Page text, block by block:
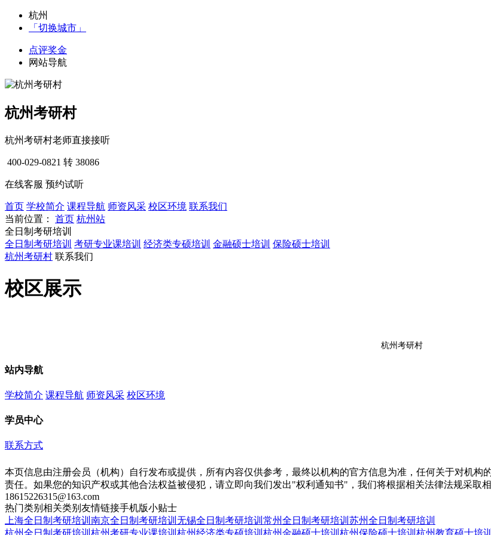
杭州
「切换城市」
点评奖金
网站导航
杭州考研村
杭州考研村老师直接接听
400-029-0821 转 38086
在线客服 预约试听
首页 学校简介 课程导航 师资风采 校区环境 联系我们
当前位置：
首页 杭州站
全日制考研培训
全日制考研培训 考研专业课培训 经济类专硕培训 金融硕士培训 保险硕士培训
杭州考研村 联系我们
校区展示
杭州考研村
站内导航
学校简介 课程导航 师资风采 校区环境
学员中心
联系方式
本页信息由注册会员（机构）自行发布或提供，所有内容仅供参考，最终以机构的官方信息为准，任何关于对机
责任。如果您的知识产权或其他合法权益被侵犯，请立即向我们发出"权利通知书"，我们将根据相关法律法规采取
18615226315@163.com
热门类别 相关类别 友情链接手机版小贴士
上海全日制考研培训 南京全日制考研培训 无锡全日制考研培训 常州全日制考研培训 苏州全日制考研培训